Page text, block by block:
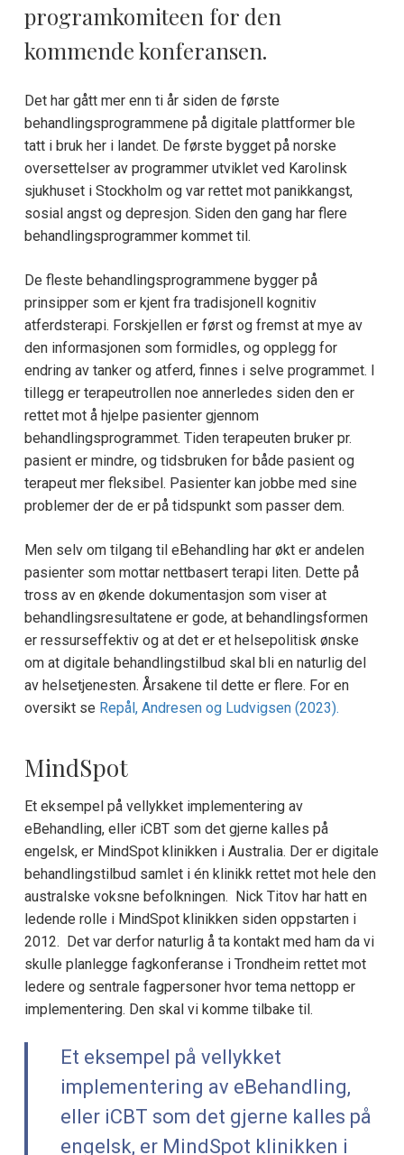
programkomiteen for den
kommende konferansen.
Det har gått mer enn ti år siden de første
behandlingsprogrammene på digitale plattformer ble
tatt i bruk her i landet. De første bygget på norske
oversettelser av programmer utviklet ved Karolinsk
sjukhuset i Stockholm og var rettet mot panikkangst,
sosial angst og depresjon. Siden den gang har flere
behandlingsprogrammer kommet til.
De fleste behandlingsprogrammene bygger på
prinsipper som er kjent fra tradisjonell kognitiv
atferdsterapi. Forskjellen er først og fremst at mye av
den informasjonen som formidles, og opplegg for
endring av tanker og atferd, finnes i selve programmet. I
tillegg er terapeutrollen noe annerledes siden den er
rettet mot å hjelpe pasienter gjennom
behandlingsprogrammet. Tiden terapeuten bruker pr.
pasient er mindre, og tidsbruken for både pasient og
terapeut mer fleksibel. Pasienter kan jobbe med sine
problemer der de er på tidspunkt som passer dem.
Men selv om tilgang til eBehandling har økt er andelen
pasienter som mottar nettbasert terapi liten. Dette på
tross av en økende dokumentasjon som viser at
behandlingsresultatene er gode, at behandlingsformen
er ressurseffektiv og at det er et helsepolitisk ønske
om at digitale behandlingstilbud skal bli en naturlig del
av helsetjenesten. Årsakene til dette er flere. For en
oversikt se Repål, Andresen og Ludvigsen (2023).
MindSpot
Et eksempel på vellykket implementering av
eBehandling, eller iCBT som det gjerne kalles på
engelsk, er MindSpot klinikken i Australia. Der er digitale
behandlingstilbud samlet i én klinikk rettet mot hele den
australske voksne befolkningen. Nick Titov har hatt en
ledende rolle i MindSpot klinikken siden oppstarten i
2012. Det var derfor naturlig å ta kontakt med ham da vi
skulle planlegge fagkonferanse i Trondheim rettet mot
ledere og sentrale fagpersoner hvor tema nettopp er
implementering. Den skal vi komme tilbake til.
Et eksempel på vellykket
implementering av eBehandling,
eller iCBT som det gjerne kalles på
engelsk, er MindSpot klinikken i